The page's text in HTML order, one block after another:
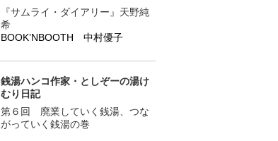
『サムライ・ダイアリー』天野純
希
BOOK’NBOOTH 中村優子
銭湯ハンコ作家・としぞーの湯け
むり日記
第６回 廃業していく銭湯、つな
がっていく銭湯の巻